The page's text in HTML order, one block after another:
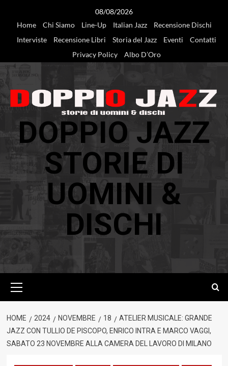
08/08/2026
Home
Chi Siamo Line-Up Italian Jazz
Recensione Dischi
Interviste
Recensione Libri Storia del Jazz Eventi
Contatti
Privacy Policy
Albo D’Oro
DOPPIO JAZZ
STORIE DI
UOMINI &
DISCHI
principale
HOME 2024 NOVEMBRE 18
ATELIER MUSICALE: GRANDE
JAZZ CON TULLIO DE PISCOPO, ENRICO INTRA E MARCO VAGGI,
SABATO 23 NOVEMBRE ALLA CAMERA DEL LAVORO DI MILANO